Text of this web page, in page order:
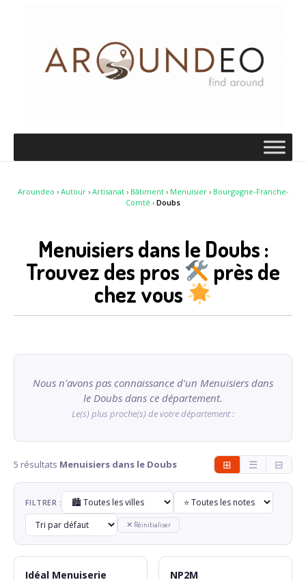
Aroundeo › Autour› Artisanat› Bâtiment› Menuisier› Bourgogne-Franche-
Comté › Doubs
Menuisiers dans le Doubs :
Trouvez des pros
près de
chez vous
Nous n'avons pas connaissance d'un Menuisiers dans
le Doubs dans ce département.
Le(s) plus proche(s) de votre département :
5 résultats Menuisiers dans le Doubs ⊞ ☰ ⊟
FILTRER :
✕ Réinitialiser
Idéal Menuiserie NP2M